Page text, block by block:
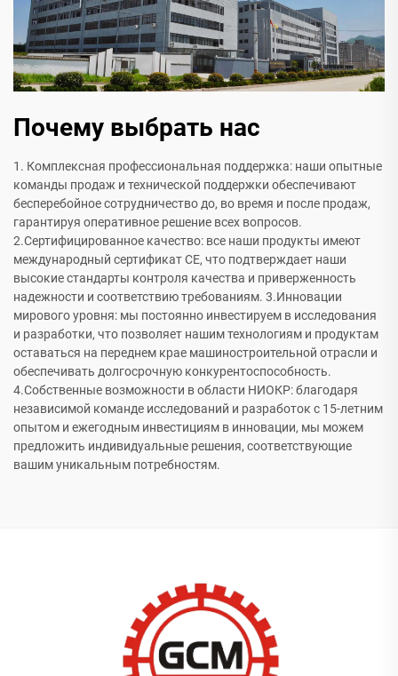
Почему выбрать нас
1. Комплексная профессиональная поддержка: наши опытные
команды продаж и технической поддержки обеспечивают
бесперебойное сотрудничество до, во время и после продаж,
гарантируя оперативное решение всех вопросов.
2.Сертифицированное качество: все наши продукты имеют
международный сертификат CE, что подтверждает наши
высокие стандарты контроля качества и приверженность
надежности и соответствию требованиям. 3.Инновации
мирового уровня: мы постоянно инвестируем в исследования
и разработки, что позволяет нашим технологиям и продуктам
оставаться на переднем крае машиностроительной отрасли и
обеспечивать долгосрочную конкурентоспособность.
4.Собственные возможности в области НИОКР: благодаря
независимой команде исследований и разработок с 15-летним
опытом и ежегодным инвестициям в инновации, мы можем
предложить индивидуальные решения, соответствующие
вашим уникальным потребностям.